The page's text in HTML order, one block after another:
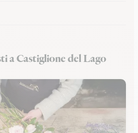
a Castiglione del Lago